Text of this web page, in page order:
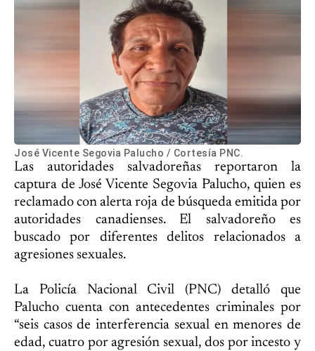
José Vicente Segovia Palucho / Cortesía PNC.
Las autoridades salvadoreñas reportaron la
captura de José Vicente Segovia Palucho, quien es
reclamado con alerta roja de búsqueda emitida por
autoridades canadienses. El salvadoreño es
buscado por diferentes delitos relacionados a
agresiones sexuales.
La Policía Nacional Civil (PNC) detalló que
Palucho cuenta con antecedentes criminales por
“seis casos de interferencia sexual en menores de
edad, cuatro por agresión sexual, dos por incesto y